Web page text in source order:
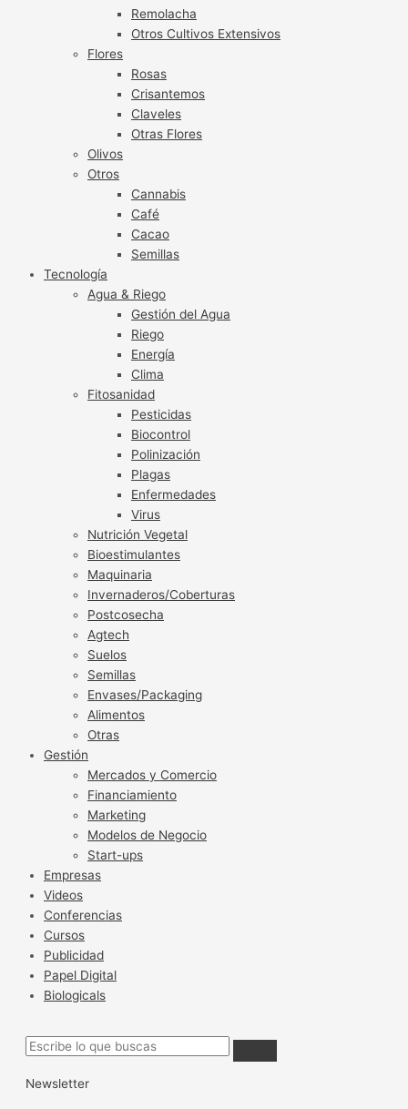
Remolacha
Otros Cultivos Extensivos
Flores
Rosas
Crisantemos
Claveles
Otras Flores
Olivos
Otros
Cannabis
Café
Cacao
Semillas
Tecnología
Agua & Riego
Gestión del Agua
Riego
Energía
Clima
Fitosanidad
Pesticidas
Biocontrol
Polinización
Plagas
Enfermedades
Virus
Nutrición Vegetal
Bioestimulantes
Maquinaria
Invernaderos/Coberturas
Postcosecha
Agtech
Suelos
Semillas
Envases/Packaging
Alimentos
Otras
Gestión
Mercados y Comercio
Financiamiento
Marketing
Modelos de Negocio
Start-ups
Empresas
Videos
Conferencias
Cursos
Publicidad
Papel Digital
Biologicals
Newsletter